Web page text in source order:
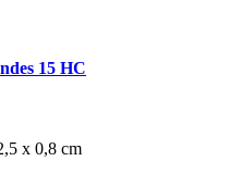
15 HC
x 0,8 cm